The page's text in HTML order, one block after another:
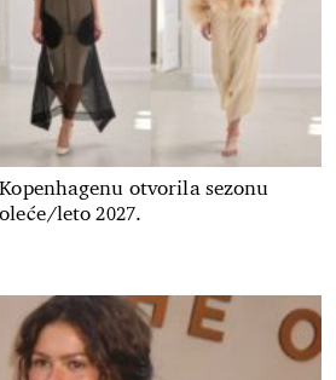
otvorila sezonu
leto 2027.